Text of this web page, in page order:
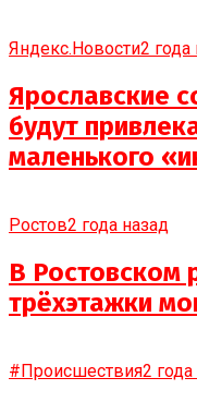
Яндекс.Новости2 года
Ярославские
будут
маленького
Ростов2 года назад
В Ростовском
трёхэтажки
#Происшествия2